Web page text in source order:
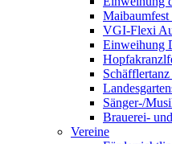
VGI-Flexi
Einweihung
Sänger-/
Brauerei-
Vereine